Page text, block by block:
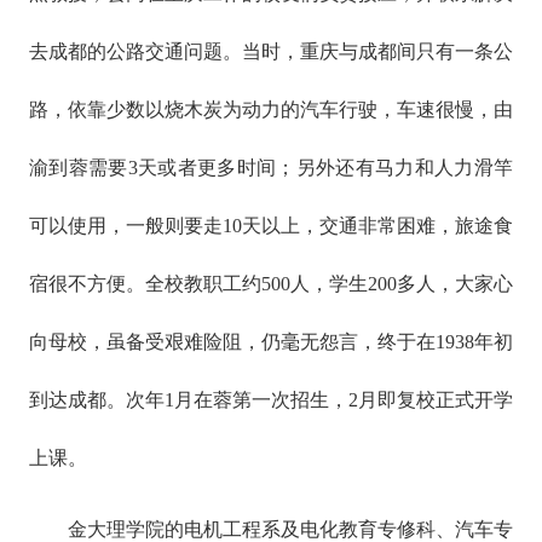
去成都的公路交通问题。当时，重庆与成都间只有一条公
路，依靠少数以烧木炭为动力的汽车行驶，车速很慢，由
渝到蓉需要3天或者更多时间；另外还有马力和人力滑竿
可以使用，一般则要走10天以上，交通非常困难，旅途食
宿很不方便。全校教职工约500人，学生200多人，大家心
向母校，虽备受艰难险阻，仍毫无怨言，终于在1938年初
到达成都。次年1月在蓉第一次招生，2月即复校正式开学
上课。
金大理学院的电机工程系及电化教育专修科、汽车专